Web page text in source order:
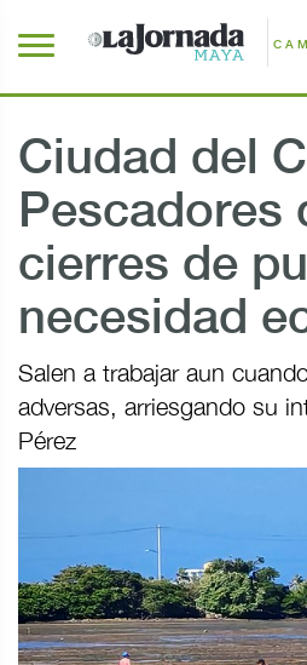
Ciudad del
Pescadores
cierres de
necesidad
Salen a trabajar aun
adversas, arriesgando su
Pérez